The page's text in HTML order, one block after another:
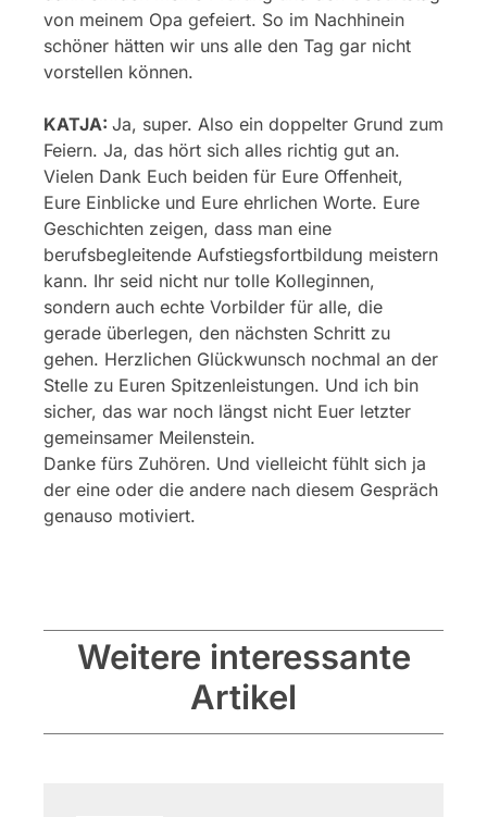
von meinem Opa gefeiert. So im Nachhinein
schöner hätten wir uns alle den Tag gar nicht
vorstellen können.
KATJA: Ja, super. Also ein doppelter Grund zum
Feiern. Ja, das hört sich alles richtig gut an.
Vielen Dank Euch beiden für Eure Offenheit,
Eure Einblicke und Eure ehrlichen Worte. Eure
Geschichten zeigen, dass man eine
berufsbegleitende Aufstiegsfortbildung meistern
kann. Ihr seid nicht nur tolle Kolleginnen,
sondern auch echte Vorbilder für alle, die
gerade überlegen, den nächsten Schritt zu
gehen. Herzlichen Glückwunsch nochmal an der
Stelle zu Euren Spitzenleistungen. Und ich bin
sicher, das war noch längst nicht Euer letzter
gemeinsamer Meilenstein.
Danke fürs Zuhören. Und vielleicht fühlt sich ja
der eine oder die andere nach diesem Gespräch
genauso motiviert.
Weitere interessante
Artikel